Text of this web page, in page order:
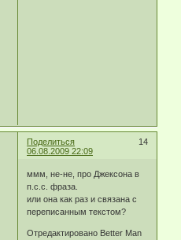
Поделиться
14
06.08.2009 22:09
ммм, не-не, про Джексона в
п.c.c. фраза.
или она как раз и связана с
переписанным текстом?
Отредактировано Better Man